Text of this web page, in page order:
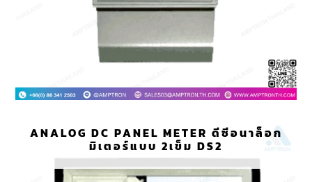
ANALOG DC PANEL METER ดีซีอนาล็อก
มิเตอร์แบบ 2เข็ม DS2